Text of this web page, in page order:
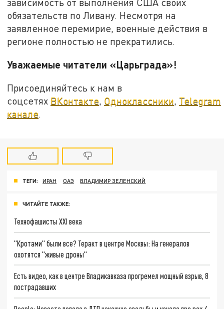
зависимость от выполнения США своих
обязательств по Ливану. Несмотря на
заявленное перемирие, военные действия в
регионе полностью не прекратились.
Уважаемые читатели «Царьграда»!
Присоединяйтесь к нам в
соцсетях ВКонтакте Одноклассники Telegram
канале
ТЕГИ: ИРАН ОАЭ ВЛАДИМИР ЗЕЛЕНСКИЙ
ЧИТАЙТЕ ТАКЖЕ:
Технофашисты XXI века
"Кротами" были все? Теракт в центре Москвы: На генералов
охотятся "живые дроны"
Есть видео, как в центре Владикавказа прогремел мощный взрыв, 8
пострадавших